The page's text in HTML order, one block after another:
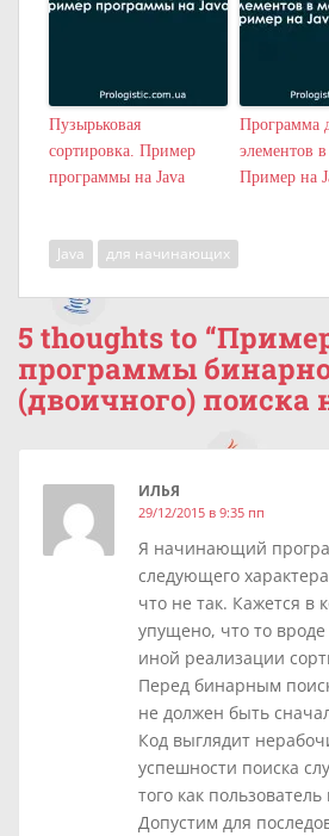
Пузырьковая
сортировка. Пример
программы на Java
Программа
элементов в
Пример на
Java для начинающих
5 thoughts to
программы
(двоичного) поиска
ИЛЬЯ
29/12/2015 в 9:35 пп
Я начинающий
следующего
что не так. Кажется в
упущено, что то
иной реализации
Перед бинарным
не должен быть
Код выглядит
успешности поиска
того как
Допустим для